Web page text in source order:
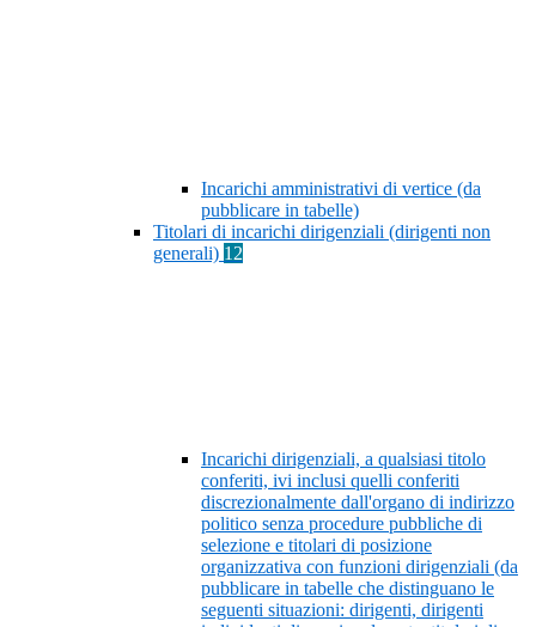
Incarichi amministrativi di vertice (da
pubblicare in tabelle)
Titolari di incarichi dirigenziali (dirigenti non
generali) 12
Incarichi dirigenziali, a qualsiasi titolo
conferiti, ivi inclusi quelli conferiti
discrezionalmente dall'organo di indirizzo
politico senza procedure pubbliche di
selezione e titolari di posizione
organizzativa con funzioni dirigenziali (da
pubblicare in tabelle che distinguano le
seguenti situazioni: dirigenti, dirigenti